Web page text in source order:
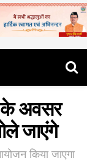
के अवसर
जाएंगे
किया जाएगा